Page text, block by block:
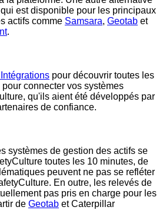
est disponible pour les principaux
actifs comme Samsara, Geotab et
.
pour découvrir toutes les
connecter vos systèmes
qu'ils aient été développés par
de confiance.
systèmes de gestion des actifs se
toutes les 10 minutes, de
peuvent ne pas se refléter
En outre, les relevés de
pas pris en charge pour les
de Geotab et Caterpillar